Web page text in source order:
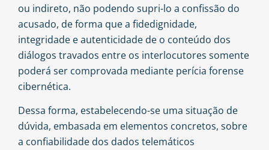
ou indireto, não podendo supri-lo a confissão do
acusado, de forma que a fidedignidade,
integridade e autenticidade de o conteúdo dos
diálogos travados entre os interlocutores somente
poderá ser comprovada mediante perícia forense
cibernética.
Dessa forma, estabelecendo-se uma situação de
dúvida, embasada em elementos concretos, sobre
a confiabilidade dos dados telemáticos